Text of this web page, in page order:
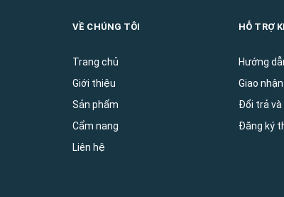
VỀ CHÚNG TÔI
Trang chủ
Giới thiệu
Sản phẩm
Cẩm nang
Liên hệ
HỖ TRỢ
Hướng
Giao
Đổi trả và
Đăng ký